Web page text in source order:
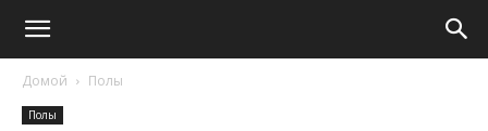
Домой Полы
Полы